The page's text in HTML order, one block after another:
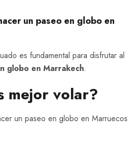
un paseo en globo en
es fundamental para disfrutar al
globo en Marrakech.
mejor volar?
un paseo en globo en Marruecos